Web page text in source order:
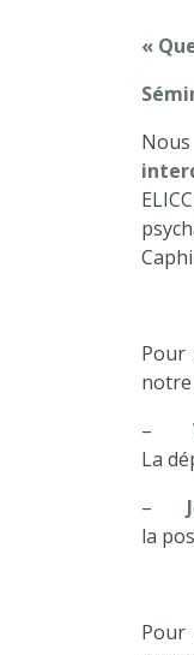
«
Pour
notre
–
La
–
la
Pour